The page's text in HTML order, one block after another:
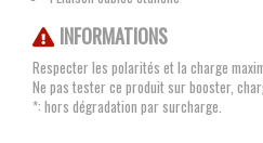
INFORMATIONS
Respecter les polarités et la charge
Ne pas tester ce produit sur booster,
*: hors dégradation par surcharge.